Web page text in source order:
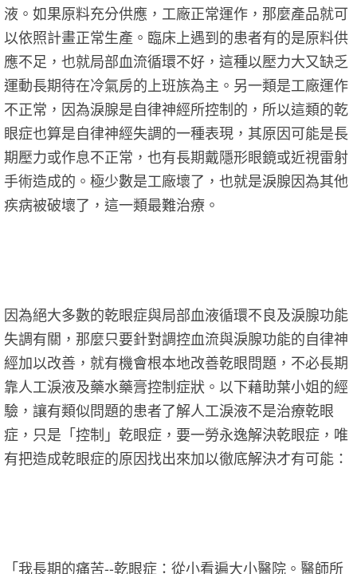
液。如果原料充分供應，工廠正常運作，那麼產品就可
以依照計畫正常生產。臨床上遇到的患者有的是原料供
應不足，也就局部血流循環不好，這種以壓力大又缺乏
運動長期待在冷氣房的上班族為主。另一類是工廠運作
不正常，因為淚腺是自律神經所控制的，所以這類的乾
眼症也算是自律神經失調的一種表現，其原因可能是長
期壓力或作息不正常，也有長期戴隱形眼鏡或近視雷射
手術造成的。極少數是工廠壞了，也就是淚腺因為其他
疾病被破壞了，這一類最難治療。
因為絕大多數的乾眼症與局部血液循環不良及淚腺功能
失調有關，那麼只要針對調控血流與淚腺功能的自律神
經加以改善，就有機會根本地改善乾眼問題，不必長期
靠人工淚液及藥水藥膏控制症狀。以下藉助葉小姐的經
驗，讓有類似問題的患者了解人工淚液不是治療乾眼
症，只是「控制」乾眼症，要一勞永逸解決乾眼症，唯
有把造成乾眼症的原因找出來加以徹底解決才有可能：
「我長期的痛苦--乾眼症：從小看遍大小醫院。醫師所